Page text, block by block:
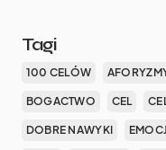
Tagi
100 CELÓW
BOGACTWO CEL
DOBRE NAWYKI